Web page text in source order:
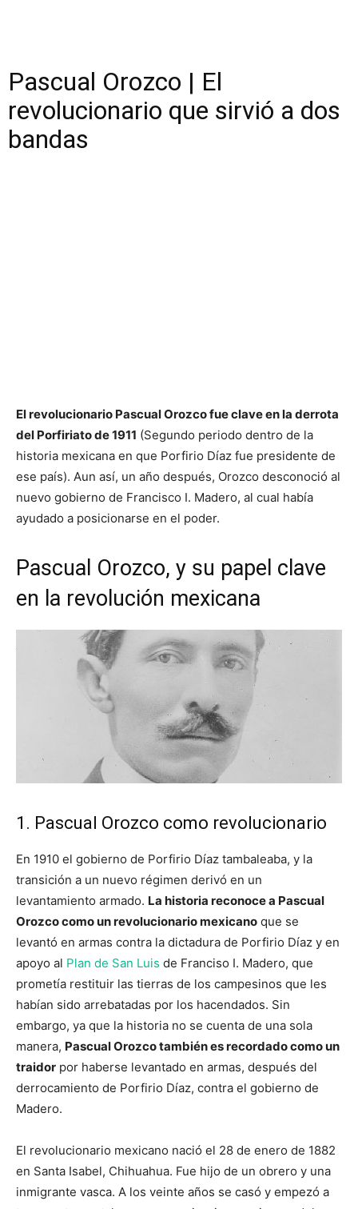
Pascual Orozco | El
revolucionario que sirvió a dos
bandas
El revolucionario Pascual Orozco fue clave en la derrota
del Porfiriato de 1911 (Segundo periodo dentro de la
historia mexicana en que Porfirio Díaz fue presidente de
ese país). Aun así, un año después, Orozco desconoció al
nuevo gobierno de Francisco I. Madero, al cual había
ayudado a posicionarse en el poder.
Pascual Orozco, y su papel clave
en la revolución mexicana
1. Pascual Orozco como revolucionario
En 1910 el gobierno de Porfirio Díaz tambaleaba, y la
transición a un nuevo régimen derivó en un
levantamiento armado. La historia reconoce a Pascual
Orozco como un revolucionario mexicano que se
levantó en armas contra la dictadura de Porfirio Díaz y en
apoyo al Plan de San Luis de Franciso I. Madero, que
prometía restituir las tierras de los campesinos que les
habían sido arrebatadas por los hacendados. Sin
embargo, ya que la historia no se cuenta de una sola
manera, Pascual Orozco también es recordado como un
traidor por haberse levantado en armas, después del
derrocamiento de Porfirio Díaz, contra el gobierno de
Madero.
El revolucionario mexicano nació el 28 de enero de 1882
en Santa Isabel, Chihuahua. Fue hijo de un obrero y una
inmigrante vasca. A los veinte años se casó y empezó a